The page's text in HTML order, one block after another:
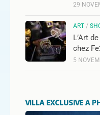
29
ART /
L’Art
chez
5
VILLA EXCLUSIVE A